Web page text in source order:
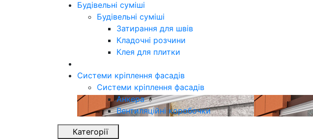
Будівельні суміші
Будівельні суміші
Затирання для швів
Кладочні розчини
Клея для плитки
Системи кріплення фасадів
Системи кріплення фасадів
Анкера
Вентиляційні коробочки
Категорії